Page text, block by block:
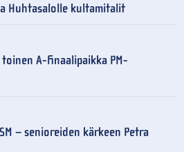
Huhtasalolle kultamitalit
A-finaalipaikka PM-
– senioreiden kärkeen Petra